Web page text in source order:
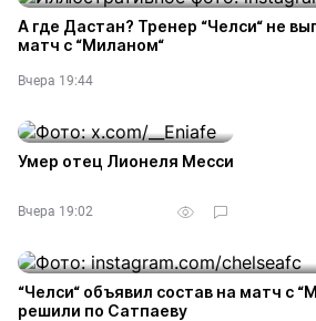
А где Дастан? Тренер “Челси“ не
матч с “Миланом“
Вчера 19:44
Умер отец Лионеля Месси
Вчера 19:02
“Челси“ объявил состав на матч с
решили по Сатпаеву